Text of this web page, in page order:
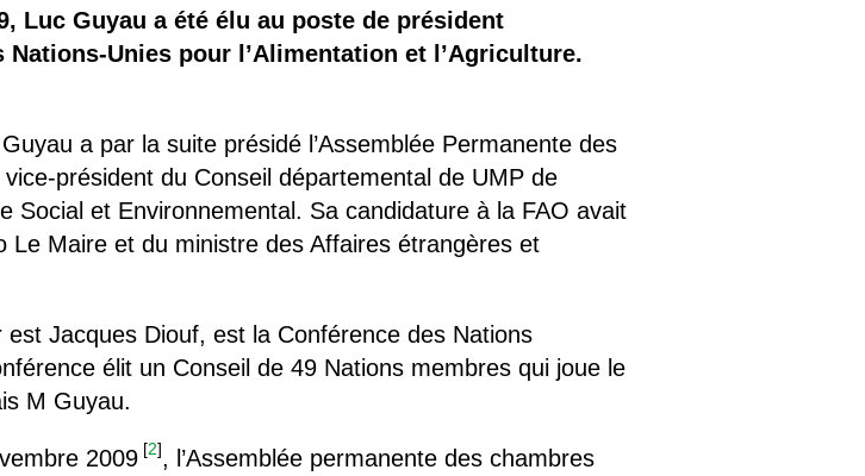
les inconvénients des OGM ?
Luc Guyau a été élu au poste de président
Unies pour l’Alimentation et l’Agriculture.
a par la suite présidé l’Assemblée Permanente des
président du Conseil départemental de UMP de
Social et Environnemental. Sa candidature à la FAO avait
Le Maire et du ministre des Affaires étrangères et
Jacques Diouf, est la Conférence des Nations
élit un Conseil de 49 Nations membres qui joue le
M Guyau.
2009 [2], l’Assemblée permanente des chambres